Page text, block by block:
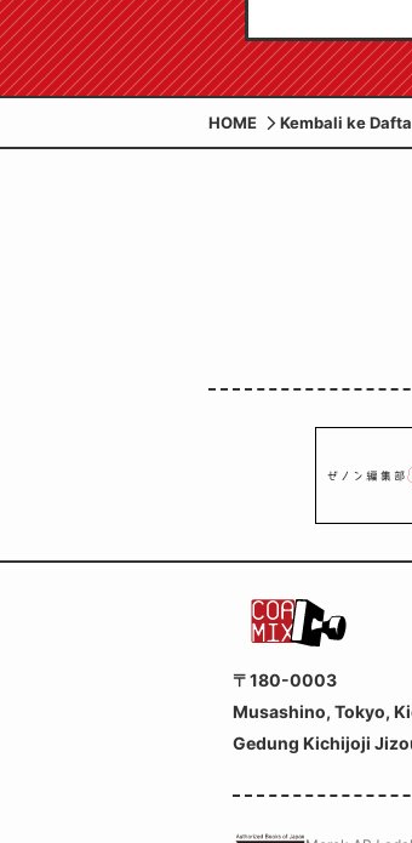
HOME Kembali ke
〒180-0003
Musashino, Tokyo,
Gedung Kichijoji